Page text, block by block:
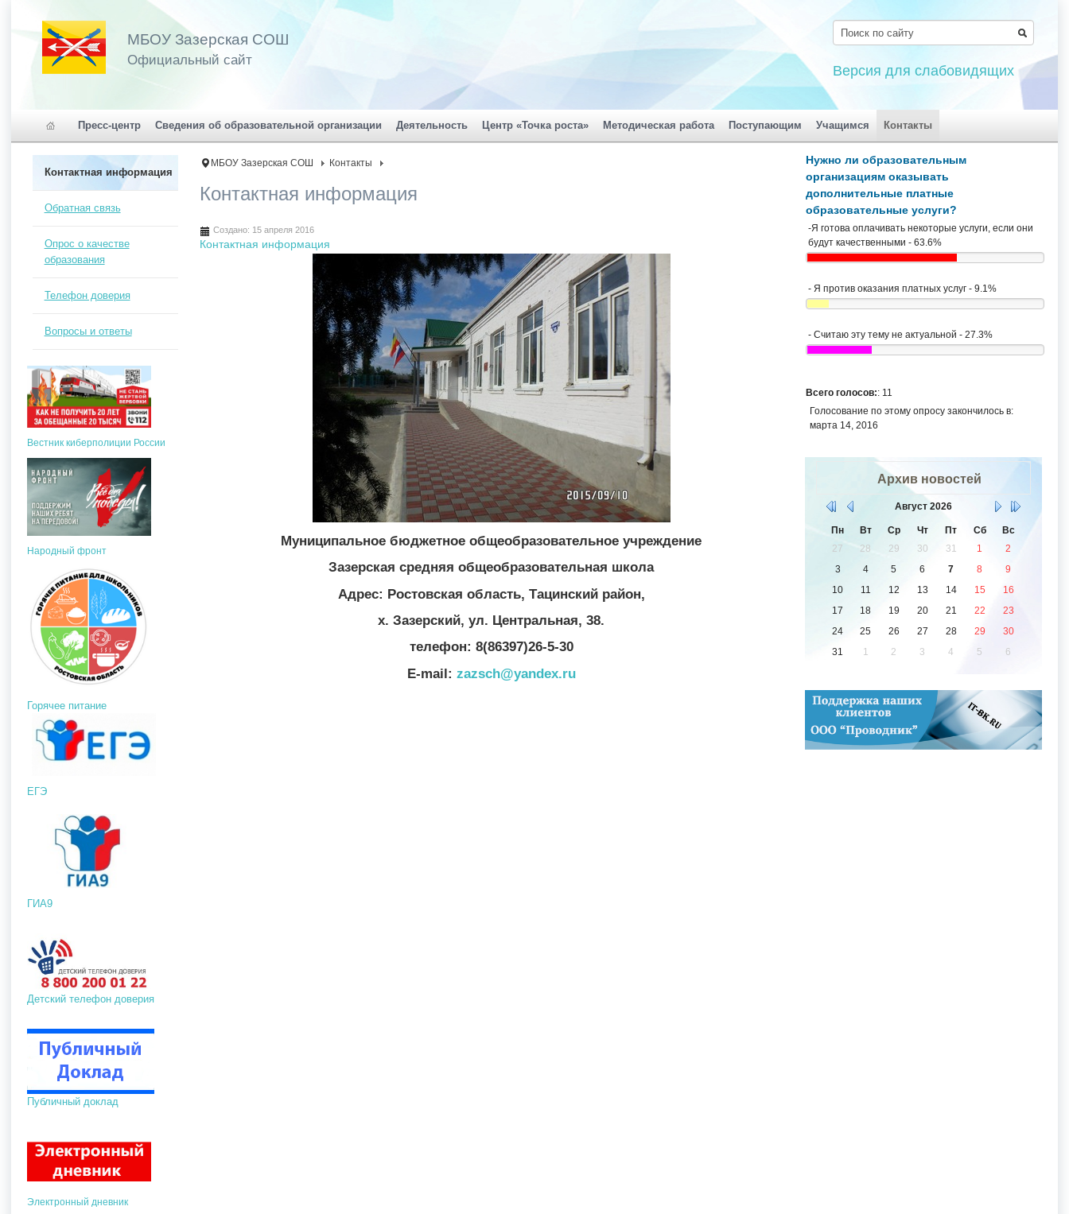
МБОУ Зазерская СОШ
Официальный сайт
Версия для слабовидящих
Пресс-центр Сведения об образовательной организации Деятельность Центр «Точка роста» Методическая работа Поступающим Учащимся Контакты
МБОУ Зазерская СОШ Контакты
Контактная информация
Создано: 15 апреля 2016
Контактная информация
Муниципальное бюджетное общеобразовательное учреждение
Зазерская средняя общеобразовательная школа
Адрес: Ростовская область, Тацинский район,
х. Зазерский, ул. Центральная, 38.
телефон: 8(86397)26-5-30
Е-mail: zazsch@yandex.ru
Контактная информация
Обратная связь
Опрос о качестве
образования
Телефон доверия
Вопросы и ответы
Вестник киберполиции России
Народный фронт
Горячее питание
ЕГЭ
ГИА9
Детский телефон доверия
Публичный доклад
Электронный дневник
Нужно ли образовательным
организациям оказывать
дополнительные платные
образовательные услуги?
-Я готова оплачивать некоторые услуги, если они
будут качественными - 63.6%
- Я против оказания платных услуг - 9.1%
- Считаю эту тему не актуальной - 27.3%
Всего голосов:: 11
Голосование по этому опросу закончилось в:
марта 14, 2016
Архив новостей
Август 2026
Пн Вт Ср Чт Пт Сб
Вс
27
28 29 30 31 1
2
3
4 5 6 7 8
9
10
11 12 13 14 15
16
17
18 19 20 21 22
23
24
25 26 27 28 29
30
31
1 2 3 4 5 6